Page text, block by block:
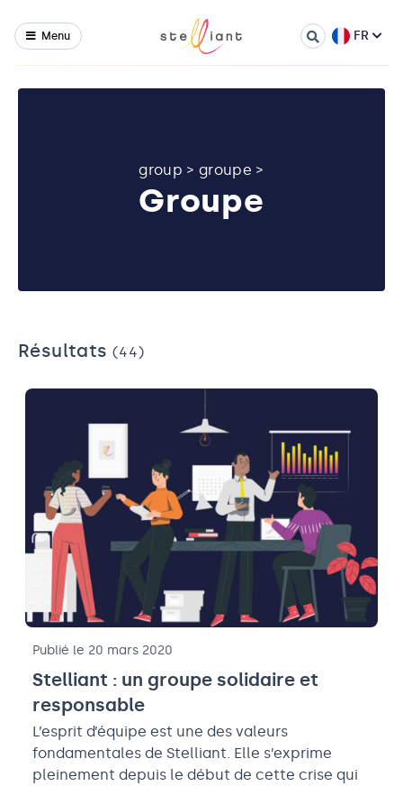
Menu FR
group > groupe >
Groupe
Résultats (44)
Publié le 20 mars 2020
Stelliant : un groupe solidaire et
responsable
L’esprit d’équipe est une des valeurs
fondamentales de Stelliant. Elle s’exprime
pleinement depuis le début de cette crise qui